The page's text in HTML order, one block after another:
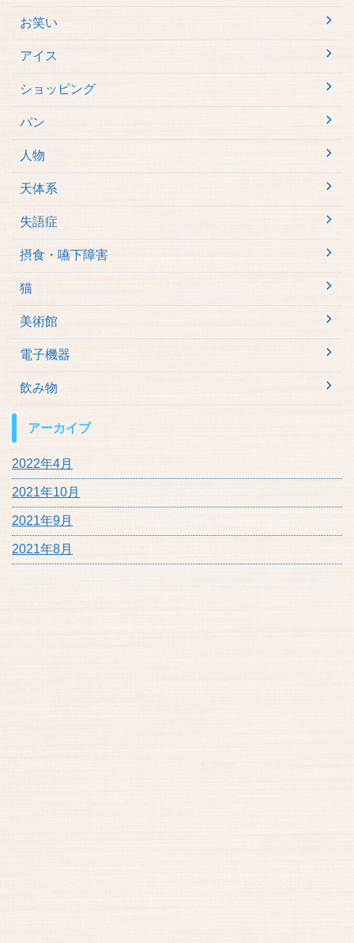
お笑い
アイス
ショッピング
パン
人物
天体系
失語症
摂食・嚥下障害
猫
美術館
電子機器
飲み物
アーカイブ
2022年4月
2021年10月
2021年9月
2021年8月